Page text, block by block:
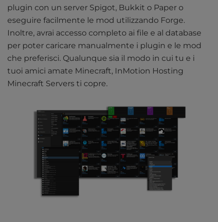
plugin con un server Spigot, Bukkit o Paper o
eseguire facilmente le mod utilizzando Forge.
Inoltre, avrai accesso completo ai file e al database
per poter caricare manualmente i plugin e le mod
che preferisci. Qualunque sia il modo in cui tu e i
tuoi amici amate Minecraft, InMotion Hosting
Minecraft Servers ti copre.